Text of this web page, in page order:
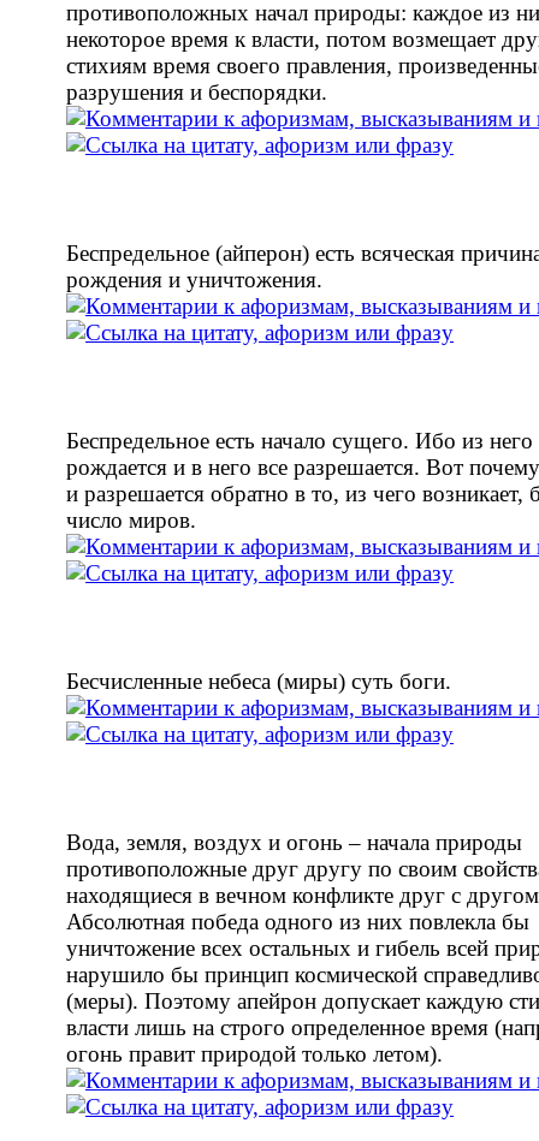
противоположных начал природы: каждое из
некоторое время к власти, потом возмещает
стихиям время своего правления,
разрушения и беспорядки.
Беспредельное (айперон) есть всяческая
рождения и уничтожения.
Беспредельное есть начало сущего. Ибо из него
рождается и в него все разрешается. Вот
и разрешается обратно в то, из чего возникает,
число миров.
Бесчисленные небеса (миры) суть боги.
Вода, земля, воздух и огонь – начала природы
противоположные друг другу по своим
находящиеся в вечном конфликте друг с
Абсолютная победа одного из них повлекла бы
уничтожение всех остальных и гибель всей
нарушило бы принцип космической
(меры). Поэтому апейрон допускает каждую
власти лишь на строго определенное время
огонь правит природой только летом).